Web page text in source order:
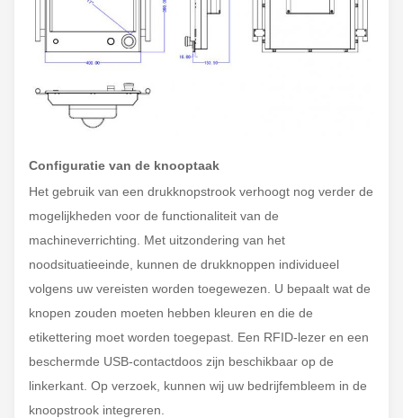
Configuratie van de knooptaak
Het gebruik van een drukknopstrook verhoogt nog verder de
mogelijkheden voor de functionaliteit van de
machineverrichting. Met uitzondering van het
noodsituatieeinde, kunnen de drukknoppen individueel
volgens uw vereisten worden toegewezen. U bepaalt wat de
knopen zouden moeten hebben kleuren en die de
etikettering moet worden toegepast. Een RFID-lezer en een
beschermde USB-contactdoos zijn beschikbaar op de
linkerkant. Op verzoek, kunnen wij uw bedrijfembleem in de
knoopstrook integreren.